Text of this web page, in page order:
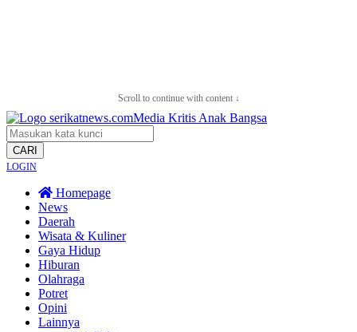
Scroll to continue with content ↓
CARI
LOGIN
Homepage
News
Daerah
Wisata & Kuliner
Gaya Hidup
Hiburan
Olahraga
Potret
Opini
Lainnya